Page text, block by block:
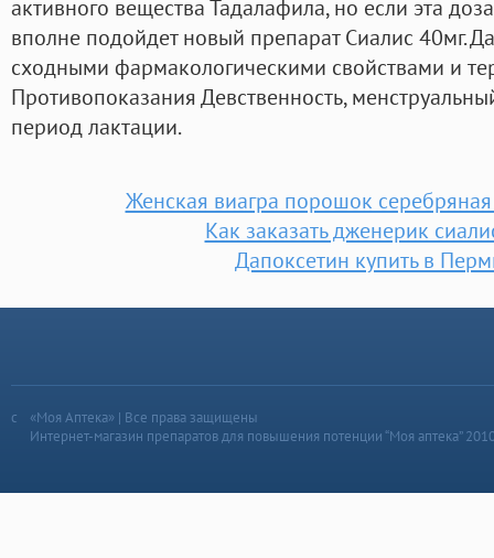
активного вещества Тадалафила, но если эта
вполне подойдет новый препарат Сиалис 40мг.
сходными фармакологическими свойствами и
Противопоказания Девственность,
период лактации.
Женская виагра порошок
Как заказать дженерик
Дапоксетин купить в
«Моя Аптека» | Все права защищены
Интернет-магазин препаратов для повышения потенции “Моя аптека”